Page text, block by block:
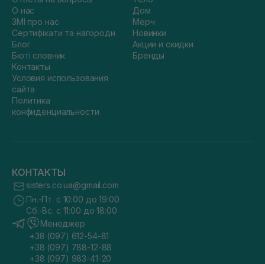
О нас
ЗМІ про нас
Сертифікати та нагороди
Блог
Бюті словник
Контакты
Условия использования
сайта
Политика
конфиденциальности
Дом
Мерч
Новинки
Акции и скидки
Бренды
КОНТАКТЫ
sisters.co.ua@gmail.com
Пн.-Пт. с 10:00 до 19:00
Сб.-Вс. с 11:00 до 18:00
Менеджер
+38 (097) 612-54-81
+38 (097) 788-12-88
+38 (097) 983-41-20